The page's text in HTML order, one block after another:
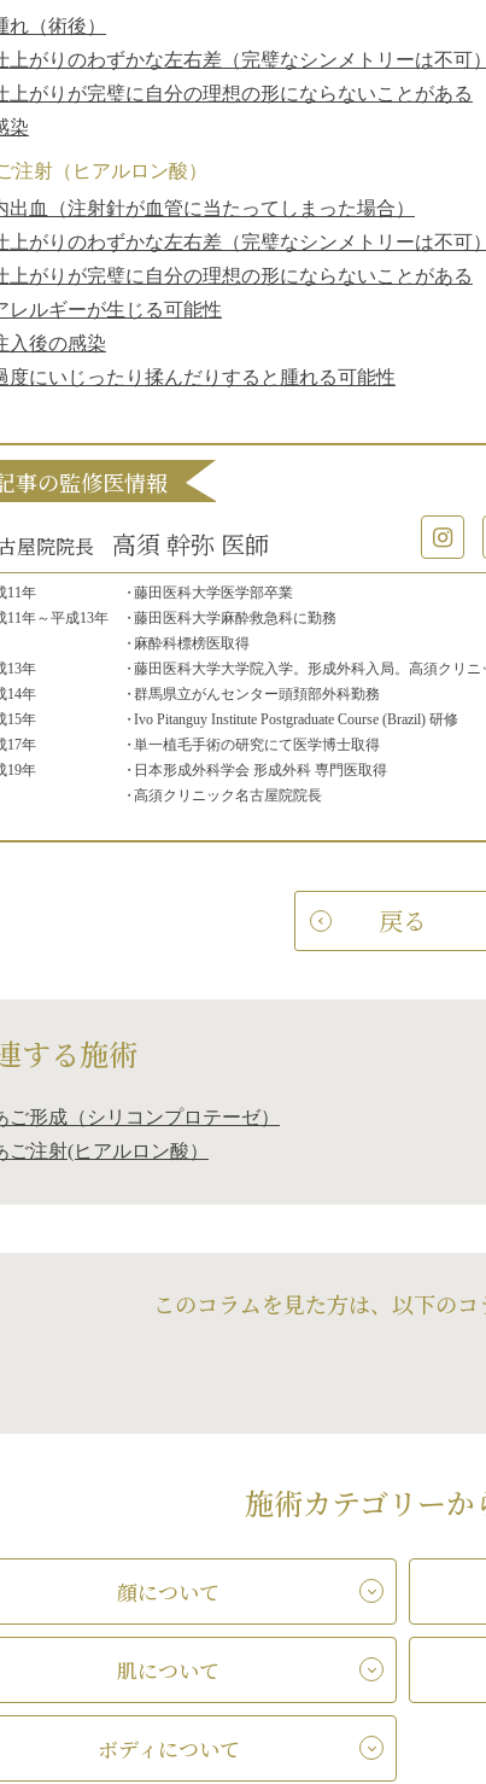
れ（術後）
上がりのわずかな左右差（完璧なシンメトリーは不可）
上がりが完璧に自分の理想の形にならないことがある
染
注射（ヒアルロン酸）
出血（注射針が血管に当たってしまった場合）
上がりのわずかな左右差（完璧なシンメトリーは不可）
上がりが完璧に自分の理想の形にならないことがある
レルギーが生じる可能性
入後の感染
度にいじったり揉んだりすると腫れる可能性
事の監修医情報
屋院院長 高須 幹弥 医師
11年
藤田医科大学医学部卒業
11年～平成13年
藤田医科大学麻酔救急科に勤務
麻酔科標榜医取得
13年
藤田医科大学大学院入学。 形成外科入局。高須クリニ
14年
群馬県立がんセンター頭頚部外科勤務
15年
Ivo Pitanguy Institute Postgraduate Course (Brazil) 研修
17年
単一植毛手術の研究にて医学博士取得
19年
日本形成外科学会 形成外科 専門医取得
高須クリニック名古屋院院長
戻る
する施術
ご形成（シリコンプロテーゼ）
ご注射(ヒアルロン酸）
このコラムを見た方は、以下の
施術カテゴリーか
顔について
肌について
ボディについて